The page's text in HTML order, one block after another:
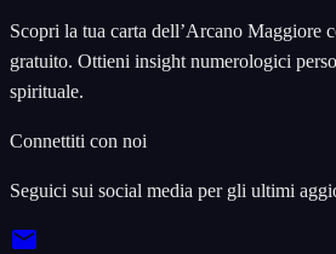
Scopri la tua carta dell’Arcano Maggiore
gratuito. Ottieni insight numerologici
spirituale.
Connettiti con noi
Seguici sui social media per gli ultimi